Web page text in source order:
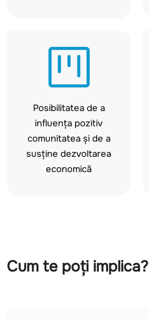
Posibilitatea de a
influența pozitiv
comunitatea și de a
susține dezvoltarea
economică
Cum te poți implica?